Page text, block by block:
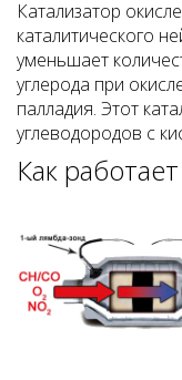
Катализатор
каталитического
уменьшает
углерода при
палладия. Этот
углеводородов с
Как